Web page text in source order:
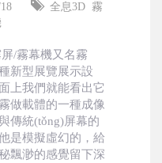
全息3D 霧
/霧幕機又名霧
種新型展覽展示設
上我們就能看出它
做載體的一種成像
與傳統(tǒng)屏幕的
模擬虛幻的，給
飄渺的感覺留下深